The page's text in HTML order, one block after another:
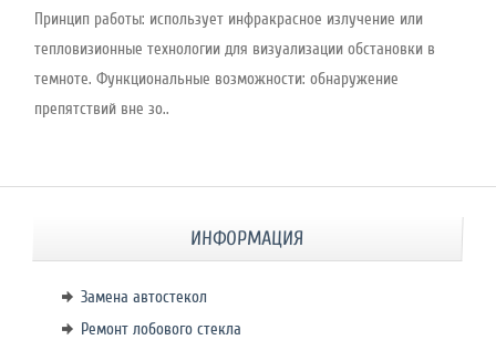
Принцип работы: использует инфракрасное излучение или
тепловизионные технологии для визуализации обстановки в
темноте. Функциональные возможности: обнаружение
препятствий вне зо..
ИНФОРМАЦИЯ
Замена автостекол
Ремонт лобового стекла